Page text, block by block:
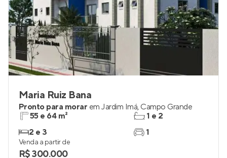
Maria Ruiz Bana
Pronto para morar em Jardim Imá, Campo Grande
55 e 64 m²
2 e 3
1 e 2
1
Venda a partir de
R$ 300.000